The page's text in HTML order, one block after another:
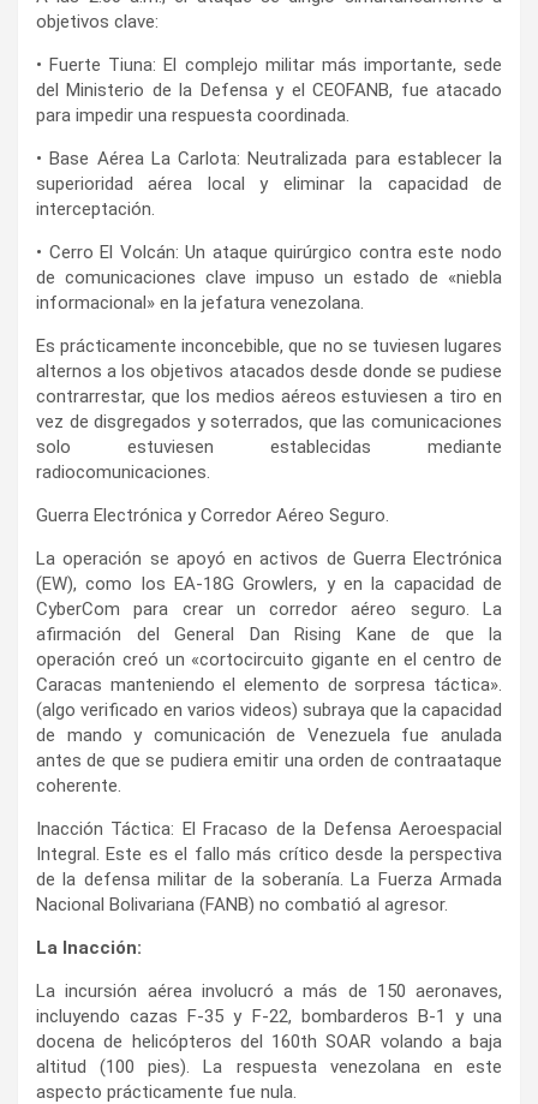
objetivos clave:
• Fuerte Tiuna: El complejo militar más importante, sede
del Ministerio de la Defensa y el CEOFANB, fue atacado
para impedir una respuesta coordinada.
• Base Aérea La Carlota: Neutralizada para establecer la
superioridad aérea local y eliminar la capacidad de
interceptación.
• Cerro El Volcán: Un ataque quirúrgico contra este nodo
de comunicaciones clave impuso un estado de «niebla
informacional» en la jefatura venezolana.
Es prácticamente inconcebible, que no se tuviesen lugares
alternos a los objetivos atacados desde donde se pudiese
contrarrestar, que los medios aéreos estuviesen a tiro en
vez de disgregados y soterrados, que las comunicaciones
solo estuviesen establecidas mediante
radiocomunicaciones.
Guerra Electrónica y Corredor Aéreo Seguro.
La operación se apoyó en activos de Guerra Electrónica
(EW), como los EA-18G Growlers, y en la capacidad de
CyberCom para crear un corredor aéreo seguro. La
afirmación del General Dan Rising Kane de que la
operación creó un «cortocircuito gigante en el centro de
Caracas manteniendo el elemento de sorpresa táctica».
(algo verificado en varios videos) subraya que la capacidad
de mando y comunicación de Venezuela fue anulada
antes de que se pudiera emitir una orden de contraataque
coherente.
Inacción Táctica: El Fracaso de la Defensa Aeroespacial
Integral. Este es el fallo más crítico desde la perspectiva
de la defensa militar de la soberanía. La Fuerza Armada
Nacional Bolivariana (FANB) no combatió al agresor.
La Inacción:
La incursión aérea involucró a más de 150 aeronaves,
incluyendo cazas F-35 y F-22, bombarderos B-1 y una
docena de helicópteros del 160th SOAR volando a baja
altitud (100 pies). La respuesta venezolana en este
aspecto prácticamente fue nula.